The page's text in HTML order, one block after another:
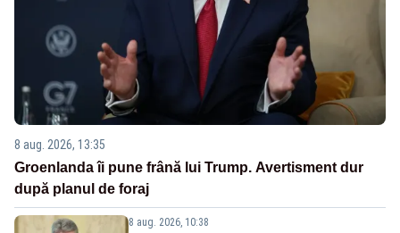
8 aug. 2026, 13:35
Groenlanda îi pune frână lui Trump. Avertisment dur
după planul de foraj
8 aug. 2026, 10:38